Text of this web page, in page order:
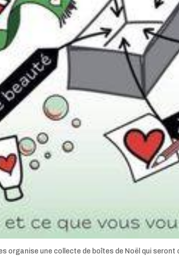
organise une collecte de boîtes de Noël qui